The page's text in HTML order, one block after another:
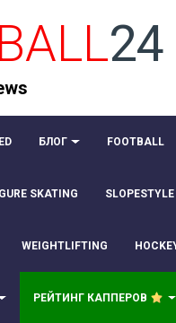
24
БЛОГ FOOTBALL
SKATING SLOPESTYLE
WEIGHTLIFTING
РЕЙТИНГ КАППЕРОВ